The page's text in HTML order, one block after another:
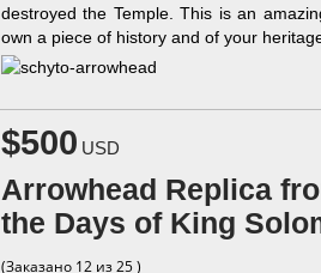
destroyed the Temple. This is an
own a piece of history and of your
$500 USD
Arrowhead Replica
the Days of King
(Заказано 12 из 25 )